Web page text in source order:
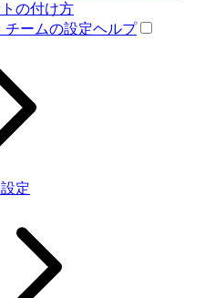
の付け方
チームの設定ヘルプ
定